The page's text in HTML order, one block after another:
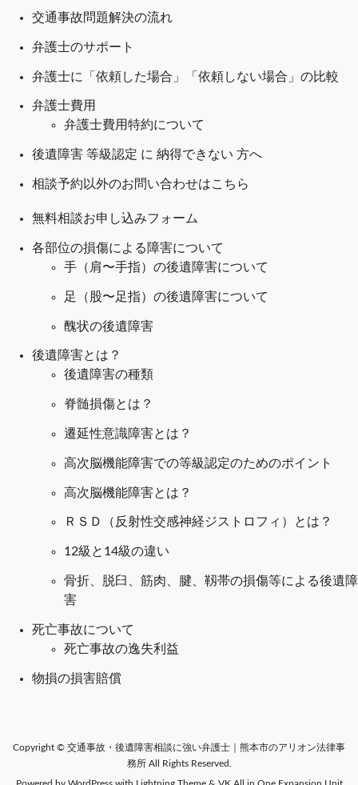
交通事故問題解決の流れ
弁護士のサポート
弁護士に「依頼した場合」「依頼しない場合」の比較
弁護士費用
弁護士費用特約について
後遺障害 等級認定 に 納得できない 方へ
相談予約以外のお問い合わせはこちら
無料相談お申し込みフォーム
各部位の損傷による障害について
手（肩〜手指）の後遺障害について
足（股〜足指）の後遺障害について
醜状の後遺障害
後遺障害とは？
後遺障害の種類
脊髄損傷とは？
遷延性意識障害とは？
高次脳機能障害での等級認定のためのポイント
高次脳機能障害とは？
ＲＳＤ（反射性交感神経ジストロフィ）とは？
12級と14級の違い
骨折、脱臼、筋肉、腱、靱帯の損傷等による後遺障
害
死亡事故について
死亡事故の逸失利益
物損の損害賠償
Copyright © 交通事故・後遺障害相談に強い弁護士｜熊本市のアリオン法律事
務所 All Rights Reserved.